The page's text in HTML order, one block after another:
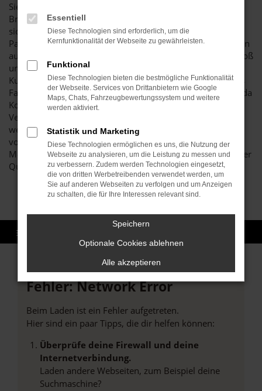
Sie suchen einen Škoda Kodiaq Gebrauchtwagen für
Bruchsal? Dann fackeln Sie nicht lang, sondern wenden Sie
sich direkt an uns. Das Autohaus Brenk ist der perfekte
Partner für Gebrauchtfahrzeuge und seit mehr als 40 Jahren
auf dem Markt. Unser Unternehmen schreibt Vertrauen groß
und legt Wert auf eine langfristige Kundinnen- bzw.
Kundenbindung. Was das bedeutet? Vor allem, dass wir als
Familienbetrieb den erstklassigen Zustand all unserer Škoda
Kodiaq Gebrauchtwagen sicherstellen und erst dann den
Verkauf nach Bruchsal oder einen anderen Ort zulassen,
wenn garantiert keine Beschädigungen oder Fehler
vorliegen. Hierfür verantwortlich ist unsere Kfz-
Meisterwerkstatt, die enorm hohe Maßstäbe hinsichtlich der
Qualität anlegt.
Fehler: Network Error
Beim Laden ist ein Fehler aufgetreten.
Hier sind ein paar Tipps, die dir helfen können:
Überprüfe deine Firewall und deine
Internetverbindung.
Laden andere Webseiten, zum Beispiel deine
Suchmaschine?
Essentiell
Diese Technologien sind erforderlich, um die
Kernfunktionalität der Webseite zu gewährleisten.
Funktional
Diese Technologien bieten die bestmögliche Funktionalität
der Webseite. Services von Drittanbietern wie Google
Maps, Chats, Fahrzeugbewertungssystem und weitere
werden aktiviert.
Statistik und Marketing
Diese Technologien ermöglichen es uns, die Nutzung der
Webseite zu analysieren, um die Leistung zu messen und
zu verbessern. Zudem werden Technologien eingesetzt,
die von dritten Werbetreibenden verwendet werden, um
Sie auf anderen Webseiten zu verfolgen und um Anzeigen
zu schalten, die für Ihre Interessen relevant sind.
Speichern
Optionale Cookies ablehnen
Alle akzeptieren